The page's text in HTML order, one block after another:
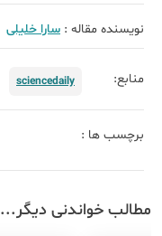
نویسنده مقاله : سارا خلیلی
منابع: sciencedaily
برچسب ها :
مطالب خواندنی دیگر...